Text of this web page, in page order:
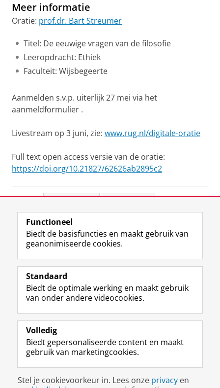
Meer informatie
Oratie: prof.dr. Bart Streumer
Titel: De eeuwige vragen van de filosofie
Leeropdracht: Ethiek
Faculteit: Wijsbegeerte
Aanmelden s.v.p. uiterlijk 27 mei via het
aanmeldformulier .
Livestream op 3 juni, zie: www.rug.nl/digitale-oratie
Full text open access versie van de oratie:
https://doi.org/10.21827/62626ab2895c2
View this page in:English
Volg de RUG
F
a
e
b
o
p
a
i
n
L
i
k
e
I
-
p
g
i
R
S
-
f
e
R
k
s
I
n
t
r
m
c
c
Y
o
T
e
k
a
a
Studiekiezers
Alumni
Over ons
Disclaimer & Copyright
Inloggen
Functioneel
Biedt de basisfuncties en maakt gebruik van
geanonimiseerde cookies.
Standaard
Biedt de optimale werking en maakt gebruik
van onder andere videocookies.
Volledig
Biedt gepersonaliseerde content en maakt
gebruik van marketingcookies.
Stel je cookievoorkeur in. Lees onze privacy en